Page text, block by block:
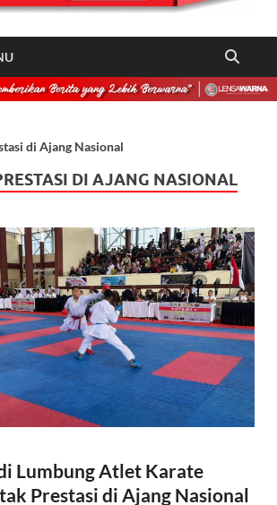
di Ajang Nasional
DI AJANG NASIONAL
Lumbung Atlet Karate
Prestasi di Ajang Nasional